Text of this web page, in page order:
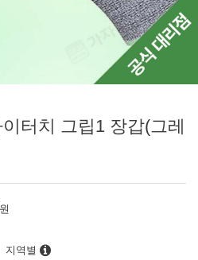
터치 그립1 장갑(그레
원
지역별